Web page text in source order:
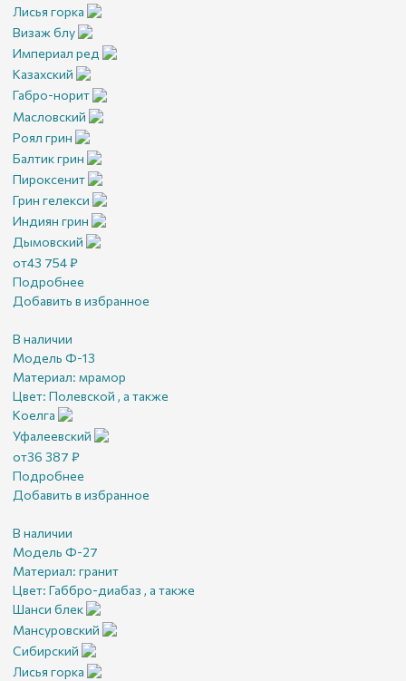
Лисья горка
Визаж блу
Империал ред
Казахский
Габро-норит
Масловский
Роял грин
Балтик грин
Пироксенит
Грин гелекси
Индиян грин
Дымовский
от43 754₽
Подробнее
Добавить в избранное
В наличии
Модель Ф-13
Материал: мрамор
Цвет: Полевской , а также
Коелга
Уфалеевский
от36 387 ₽
Подробнее
Добавить в избранное
В наличии
Модель Ф-27
Материал: гранит
Цвет: Габбро-диабаз , а также
Шанси блек
Мансуровский
Сибирский
Лисья горка